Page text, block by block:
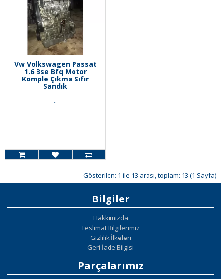
Vw Volkswagen Passat
1.6 Bse Bfq Motor
Komple Çıkma Sıfır
Sandık
..
Gösterilen: 1 ile 13 arası, toplam: 13 (1 Sayfa)
Bilgiler
Hakkımızda
Teslimat Bilgilerimiz
Gizlilik İlkeleri
Geri İade Bilgisi
Parçalarımız